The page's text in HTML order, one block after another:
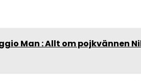
Man : Allt om pojkvännen